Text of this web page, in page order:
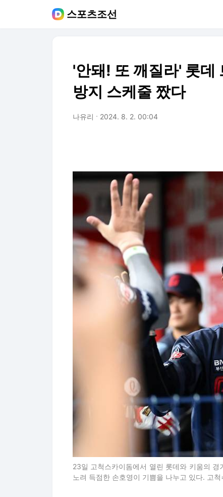
스포츠조선
'안돼! 또 깨질라' 롯데
방지 스케줄 짰다
나유리 2024. 8. 2. 00:04
23일 고척스카이돔에서 열린 롯데와 키움의
노려 득점한 손호영이 기쁨을 나누고 있다.